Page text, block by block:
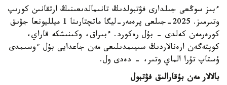
ءبىز سوڭعى جىلدارى فۋتبولدىڭ تانىمالدىعىنىڭ ارتقانىن كورىپ
وتىرمىز. 2025-جىلعى پرەمەر-ليگا ماتچتارىنا 1 ميلليونعا جۋىق
كورەرمەن كەلدى - بۇل رەكورد. ءبىراق، وكىنىشكە قاراي،
كوپتەگەن ارەنالاردىڭ سىيىمدىلىعى مەن جاعدايى بۇل ءوسىمدى
ۇستاپ تۇرا الماي وتىر، - دەدى ول.
بالالار مەن بۇقارالىق فۋتبول